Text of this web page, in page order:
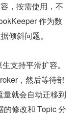
，按需使用，不
作为数
倾斜问题。
支持平滑扩容。
，然后等待部
量就会自动迁移到
的修改和 Topic 分